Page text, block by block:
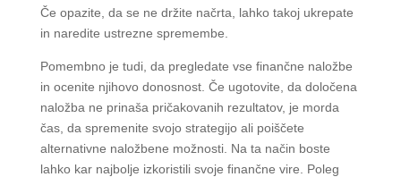
Če opazite, da se ne držite načrta, lahko takoj ukrepate
in naredite ustrezne spremembe.
Pomembno je tudi, da pregledate vse finančne naložbe
in ocenite njihovo donosnost. Če ugotovite, da določena
naložba ne prinaša pričakovanih rezultatov, je morda
čas, da spremenite svojo strategijo ali poiščete
alternativne naložbene možnosti. Na ta način boste
lahko kar najbolje izkoristili svoje finančne vire. Poleg